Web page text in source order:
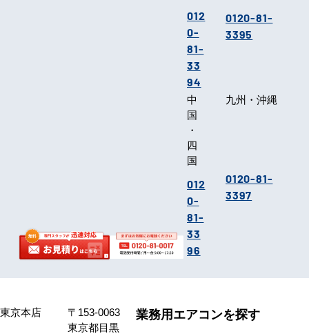
012
0-
81-
33
94
0120-81-
3395
中
国
・
四
国
012
0-
81-
33
96
九州・沖縄
0120-81-
3397
東京本店
〒153-0063
東京都目黒
業務用エアコンを探す